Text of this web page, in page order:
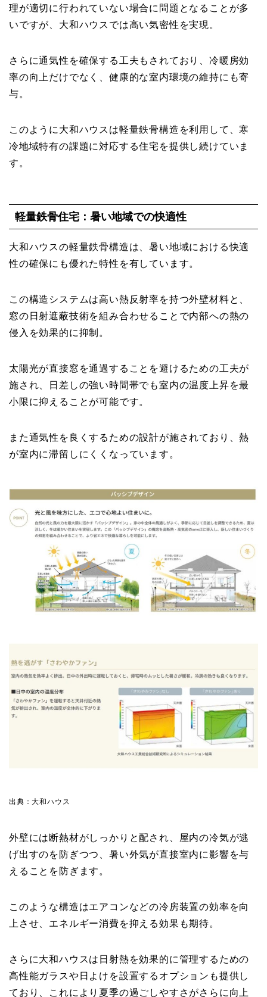
理が適切に行われていない場合に問題となることが多
いですが、大和ハウスでは高い気密性を実現。
さらに通気性を確保する工夫もされており、冷暖房効
率の向上だけでなく、健康的な室内環境の維持にも寄
与。
このように大和ハウスは軽量鉄骨構造を利用して、寒
冷地域特有の課題に対応する住宅を提供し続けていま
す。
軽量鉄骨住宅：暑い地域での快適性
大和ハウスの軽量鉄骨構造は、暑い地域における快適
性の確保にも優れた特性を有しています。
この構造システムは高い熱反射率を持つ外壁材料と、
窓の日射遮蔽技術を組み合わせることで内部への熱の
侵入を効果的に抑制。
太陽光が直接窓を通過することを避けるための工夫が
施され、日差しの強い時間帯でも室内の温度上昇を最
小限に抑えることが可能です。
また通気性を良くするための設計が施されており、熱
が室内に滞留しにくくなっています。
出典：大和ハウス
外壁には断熱材がしっかりと配され、屋内の冷気が逃
げ出すのを防ぎつつ、暑い外気が直接室内に影響を与
えることを防ぎます。
このような構造はエアコンなどの冷房装置の効率を向
上させ、エネルギー消費を抑える効果も期待。
さらに大和ハウスは日射熱を効果的に管理するための
高性能ガラスや日よけを設置するオプションも提供し
ており、これにより夏季の過ごしやすさがさらに向上